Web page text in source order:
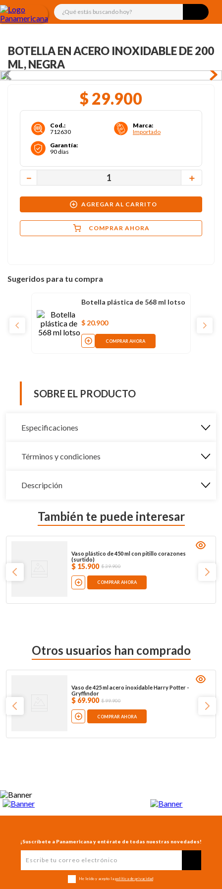
¿Qué estás buscando hoy?
BOTELLA EN ACERO INOXIDABLE DE 200
ML, NEGRA
$ 29.900
Cod.:
712630
Marca:
Importado
Garantía:
90 días
＋
－
AGREGAR AL CARRITO
COMPRAR AHORA
Sugeridos para tu compra
Botella plástica de 568 ml lotso
$ 20.900
COMPRAR AHORA
SOBRE EL PRODUCTO
Especificaciones
Términos y condiciones
Descripción
También te puede interesar
Vaso plástico de 450 ml con pitillo corazones
(surtido)
$ 15.900 $39.900
COMPRAR AHORA
Otros usuarios han comprado
Vaso de 425 ml acero inoxidable Harry Potter -
Gryffindor
$ 69.900 $99.900
COMPRAR AHORA
¡Suscríbete a Panamericana y entérate de todas nuestras novedades!
He leído y acepto la política de privacidad